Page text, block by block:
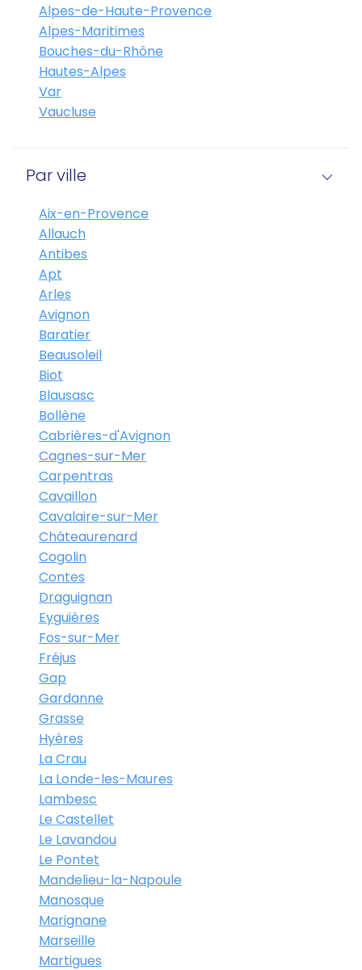
Alpes-de-Haute-Provence
Alpes-Maritimes
Bouches-du-Rhône
Hautes-Alpes
Var
Vaucluse
Par ville
Aix-en-Provence
Allauch
Antibes
Apt
Arles
Avignon
Baratier
Beausoleil
Biot
Blausasc
Bollène
Cabrières-d'Avignon
Cagnes-sur-Mer
Carpentras
Cavaillon
Cavalaire-sur-Mer
Châteaurenard
Cogolin
Contes
Draguignan
Eyguières
Fos-sur-Mer
Fréjus
Gap
Gardanne
Grasse
Hyères
La Crau
La Londe-les-Maures
Lambesc
Le Castellet
Le Lavandou
Le Pontet
Mandelieu-la-Napoule
Manosque
Marignane
Marseille
Martigues